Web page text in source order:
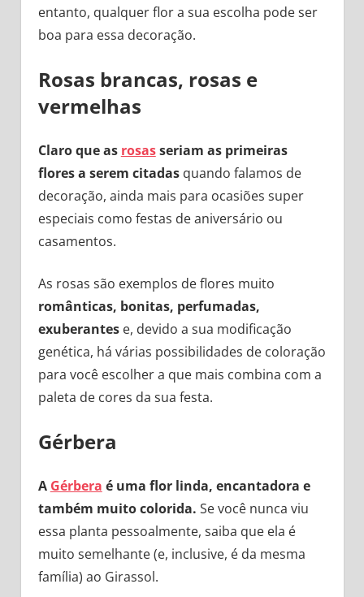
entanto, qualquer flor a sua escolha pode ser
boa para essa decoração.
Rosas brancas, rosas e
vermelhas
Claro que as rosasseriam as primeiras
flores a serem citadasquando falamos de
decoração, ainda mais para ocasiões super
especiais como festas de aniversário ou
casamentos.
As rosas são exemplos de flores muito
românticas, bonitas, perfumadas,
exuberantes e, devido a sua modificação
genética, há várias possibilidades de coloração
para você escolher a que mais combina com a
paleta de cores da sua festa.
Gérbera
A Gérbera é uma flor linda, encantadora e
também muito colorida. Se você nunca viu
essa planta pessoalmente, saiba que ela é
muito semelhante (e, inclusive, é da mesma
família) ao Girassol.